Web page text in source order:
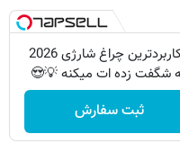
پرکاربردترین چراغ شارژی 2026
شگفت زده ات میکنه 💡😍
ثبت سفارش